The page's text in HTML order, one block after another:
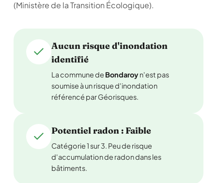
(Ministère de la Transition Écologique).
Aucun risque d'inondation
identifié
La commune de Bondaroyn'est pas
soumise à un risque d'inondation
référencé par Géorisques.
Potentiel radon : Faible
Catégorie 1 sur 3. Peu de risque
d'accumulation de radon dans les
bâtiments.